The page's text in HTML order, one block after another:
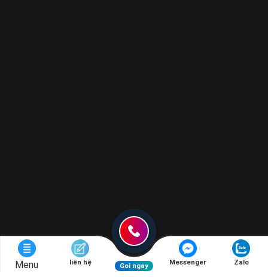
Menu liên hệ Gọi ngay Messenger Zalo